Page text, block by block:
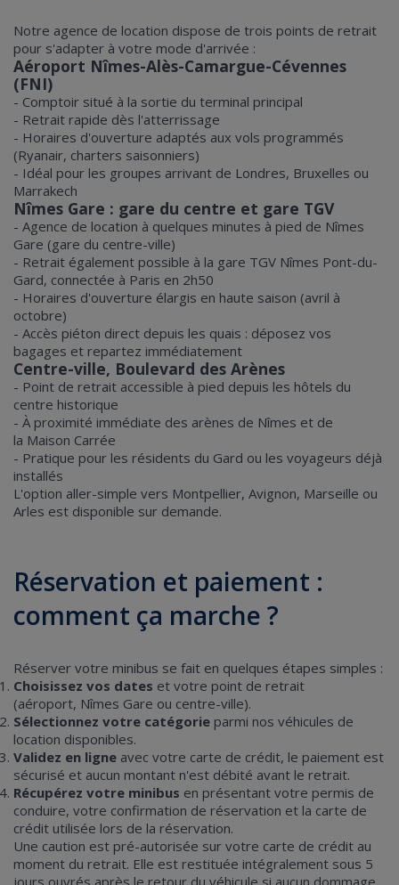
Notre agence de location dispose de trois points de retrait
pour s'adapter à votre mode d'arrivée :
Aéroport Nîmes-Alès-Camargue-Cévennes
(FNI)
- Comptoir situé à la sortie du terminal principal
- Retrait rapide dès l'atterrissage
- Horaires d'ouverture adaptés aux vols programmés
(Ryanair, charters saisonniers)
- Idéal pour les groupes arrivant de Londres, Bruxelles ou
Marrakech
Nîmes Gare : gare du centre et gare TGV
- Agence de location à quelques minutes à pied de Nîmes
Gare (gare du centre-ville)
- Retrait également possible à la gare TGV Nîmes Pont-du-
Gard, connectée à Paris en 2h50
- Horaires d'ouverture élargis en haute saison (avril à
octobre)
- Accès piéton direct depuis les quais : déposez vos
bagages et repartez immédiatement
Centre-ville, Boulevard des Arènes
- Point de retrait accessible à pied depuis les hôtels du
centre historique
- À proximité immédiate des arènes de Nîmes et de
la Maison Carrée
- Pratique pour les résidents du Gard ou les voyageurs déjà
installés
L'option aller-simple vers Montpellier, Avignon, Marseille ou
Arles est disponible sur demande.
Réservation et paiement :
comment ça marche ?
Réserver votre minibus se fait en quelques étapes simples :
Choisissez vos dates et votre point de retrait
(aéroport, Nîmes Gare ou centre-ville).
Sélectionnez votre catégorie parmi nos véhicules de
location disponibles.
Validez en ligne avec votre carte de crédit, le paiement est
sécurisé et aucun montant n'est débité avant le retrait.
Récupérez votre minibus en présentant votre permis de
conduire, votre confirmation de réservation et la carte de
crédit utilisée lors de la réservation.
Une caution est pré-autorisée sur votre carte de crédit au
moment du retrait. Elle est restituée intégralement sous 5
jours ouvrés après le retour du véhicule si aucun dommage